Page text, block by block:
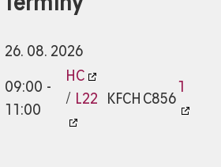
26. 08. 2026
09:00 -
11:00
HC
/ L22 KFCH C856
1